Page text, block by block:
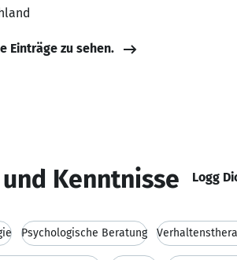
Einträge zu sehen.
Kenntnisse Logg
Psychologische Beratung